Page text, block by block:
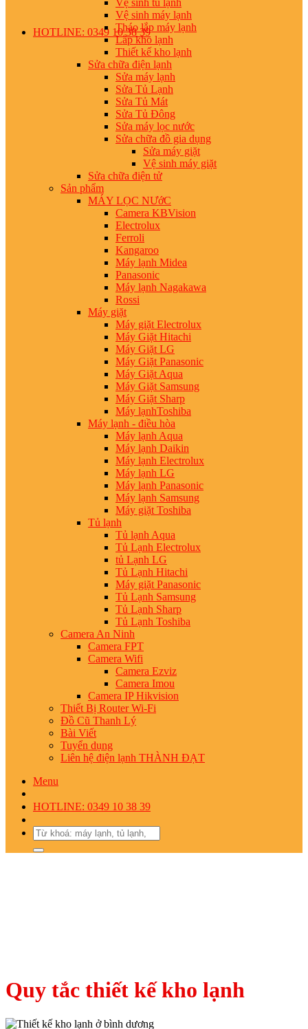
HOTLINE: 0349 10 38 39
Vệ sinh tủ lạnh
Vệ sinh máy lạnh
Tháo lắp máy lạnh
Lắp kho lạnh
Thiết kế kho lạnh
Sửa chữa điện lạnh
Sửa máy lạnh
Sửa Tủ Lạnh
Sửa Tủ Mát
Sửa Tủ Đông
Sửa máy lọc nước
Sửa chữa đồ gia dụng
Sửa máy giặt
Vệ sinh máy giặt
Sửa chữa điện tử
Sản phẩm
MÁY LỌC NƯớC
Camera KBVision
Electrolux
Ferroli
Kangaroo
Máy lạnh Midea
Panasonic
Máy lạnh Nagakawa
Rossi
Máy giặt
Máy giặt Electrolux
Máy Giặt Hitachi
Máy Giặt LG
Máy Giặt Panasonic
Máy Giặt Aqua
Máy Giặt Samsung
Máy Giặt Sharp
Máy lạnhToshiba
Máy lạnh - điều hòa
Máy lạnh Aqua
Máy lạnh Daikin
Máy lạnh Electrolux
Máy lạnh LG
Máy lạnh Panasonic
Máy lạnh Samsung
Máy giặt Toshiba
Tủ lạnh
Tủ lạnh Aqua
Tủ Lạnh Electrolux
tủ Lạnh LG
Tủ Lạnh Hitachi
Máy giặt Panasonic
Tủ Lạnh Samsung
Tủ Lạnh Sharp
Tủ Lạnh Toshiba
Camera An Ninh
Camera FPT
Camera Wifi
Camera Ezviz
Camera Imou
Camera IP Hikvision
Thiết Bị Router Wi-Fi
Đồ Cũ Thanh Lý
Bài Viết
Tuyển dụng
Liên hệ điện lạnh THÀNH ĐẠT
Menu
HOTLINE: 0349 10 38 39
Search
for:
Quy tắc thiết kế kho lạnh